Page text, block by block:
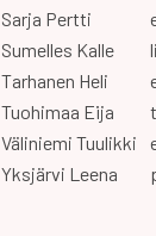
Sarja Pertti
Sumelles Kalle
Tarhanen Heli
Tuohimaa Eija
Väliniemi Tuulikki
Yksjärvi Leena